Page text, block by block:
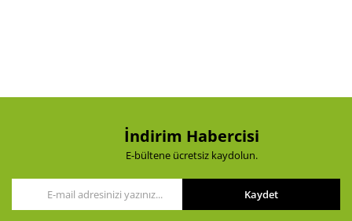
İndirim Habercisi
E-bültene ücretsiz kaydolun.
Kaydet